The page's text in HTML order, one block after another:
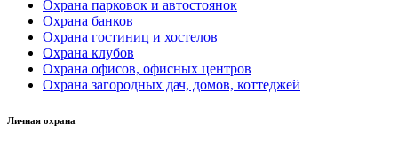
Охрана парковок и автостоянок
Охрана банков
Охрана гостиниц и хостелов
Охрана клубов
Охрана офисов, офисных центров
Охрана загородных дач, домов, коттеджей
Личная охрана